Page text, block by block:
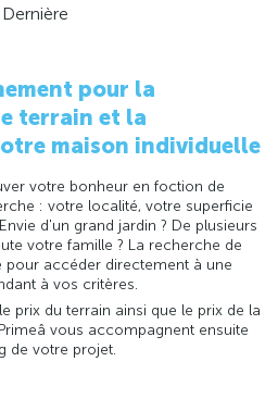
Dernière
pour la
terrain et la
maison individuelle
votre bonheur en foction de
: votre localité, votre superficie
d'un grand jardin ? De plusieurs
votre famille ? La recherche de
pour accéder directement à une
à vos critères.
prix du terrain ainsi que le prix de la
vous accompagnent ensuite
de votre projet.